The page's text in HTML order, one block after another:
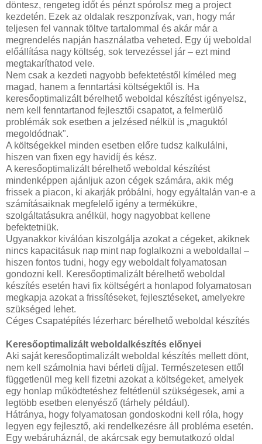
döntesz, rengeteg időt és pénzt spórolsz meg a project
kezdetén. Ezek az oldalak reszponzívak, van, hogy már
teljesen fel vannak töltve tartalommal és akár már a
megrendelés napján használatba veheted. Egy új weboldal
előállítása nagy költség, sok tervezéssel jár – ezt mind
megtakaríthatod vele.
Nem csak a kezdeti nagyobb befektetéstől kíméled meg
magad, hanem a fenntartási költségektől is. Ha
keresőoptimalizált bérelhető weboldal készítést igényelsz,
nem kell fenntartanod fejlesztői csapatot, a felmerülő
problémák sok esetben a jelzésed nélkül is „maguktól
megoldódnak".
A költségekkel minden esetben előre tudsz kalkulálni,
hiszen van fixen egy havidíj és kész.
A keresőoptimalizált bérelhető weboldal készítést
mindenképpen ajánljuk azon cégek számára, akik még
frissek a piacon, ki akarják próbálni, hogy egyáltalán van-e a
számításaiknak megfelelő igény a termékükre,
szolgáltatásukra anélkül, hogy nagyobbat kellene
befektetniük.
Ugyanakkor kiválóan kiszolgálja azokat a cégeket, akiknek
nincs kapacitásuk nap mint nap foglalkozni a weboldallal –
hiszen fontos tudni, hogy egy weboldalt folyamatosan
gondozni kell. Keresőoptimalizált bérelhető weboldal
készítés esetén havi fix költségért a honlapod folyamatosan
megkapja azokat a frissítéseket, fejlesztéseket, amelyekre
szükséged lehet.
Céges Csapatépítés lézerharc bérelhető weboldal készítés
Keresőoptimalizált weboldalkészítés előnyei
Aki saját keresőoptimalizált weboldal készítés mellett dönt,
nem kell számolnia havi bérleti díjjal. Természetesen ettől
függetlenül meg kell fizetni azokat a költségeket, amelyek
egy honlap működtetéshez feltétlenül szükségesek, ami a
legtöbb esetben elenyésző (tárhely például).
Hátránya, hogy folyamatosan gondoskodni kell róla, hogy
legyen egy fejlesztő, aki rendelkezésre áll probléma esetén.
Egy webáruháznál, de akárcsak egy bemutatkozó oldal